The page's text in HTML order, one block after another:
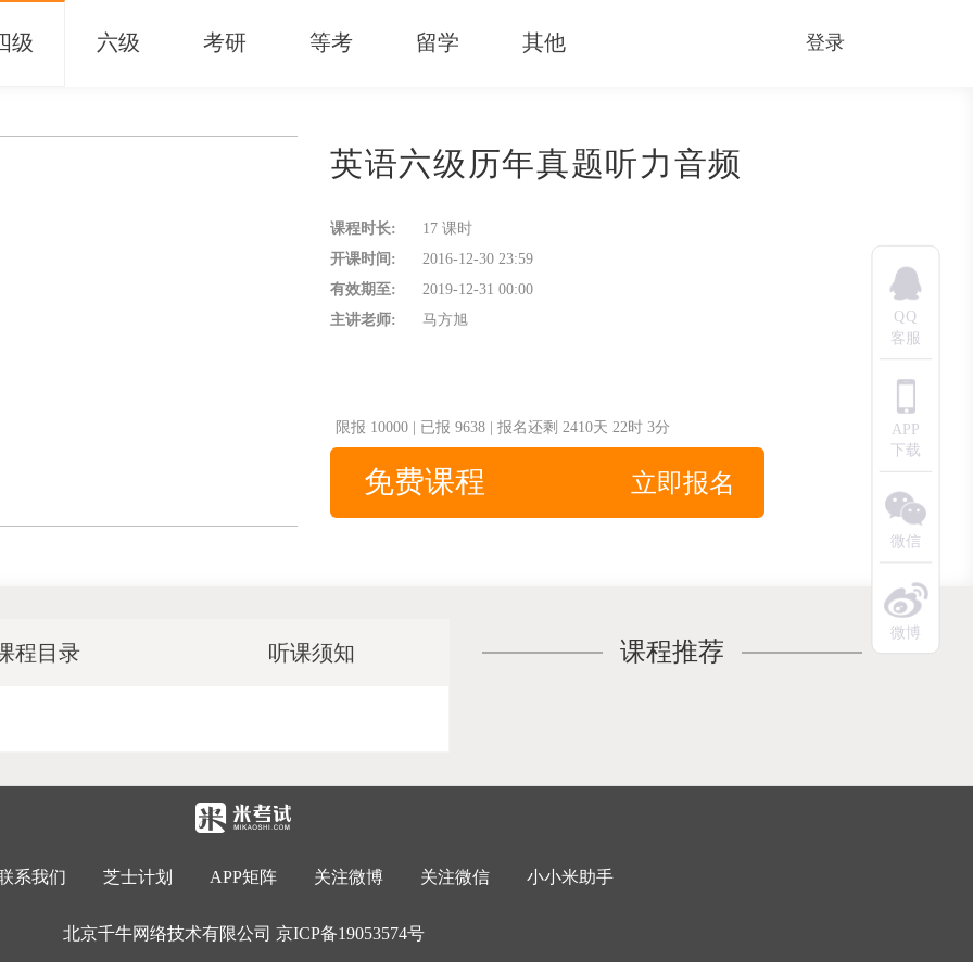
QQ
客服
APP
下载
微信
微博
级 六级 考研 等考 留学 其他 登录
英语六级历年真题听力音频
课程时长:
17 课时
开课时间:
2016-12-30 23:59
有效期至:
2019-12-31 00:00
主讲老师:
马方旭
限报 10000 已报 9638 报名还剩 2410天 22时 3分
免费课程 立即报名
程目录 听课须知 课程推荐
系我们 芝士计划 APP矩阵 关注微博 关注微信 小小米助手
北京千牛网络技术有限公司 京ICP备19053574号